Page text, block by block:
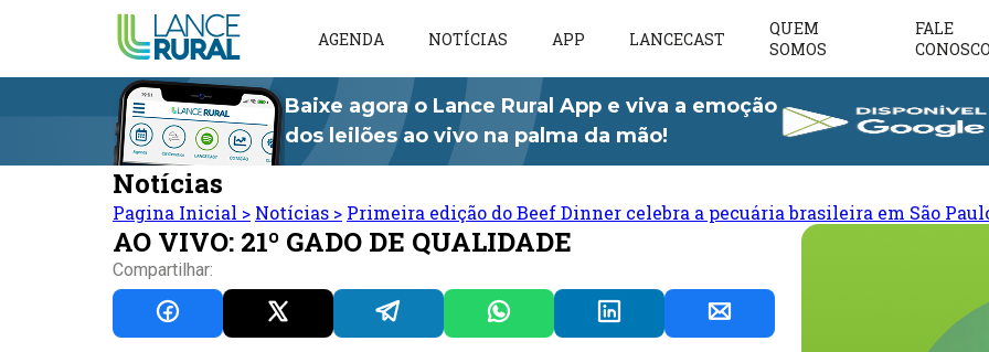
AGENDA NOTÍCIAS APP LANCECAST
QUEM
SOMOS
FALE
CONOSCO
Baixe agora o Lance Rural App e viva a emoção
dos leilões ao vivo na palma da mão!
Notícias
Pagina Inicial > Notícias > Primeira edição do Beef Dinner celebra a pecuária brasileira em São
AO VIVO: 21º GADO DE QUALIDADE
Compartilhar: